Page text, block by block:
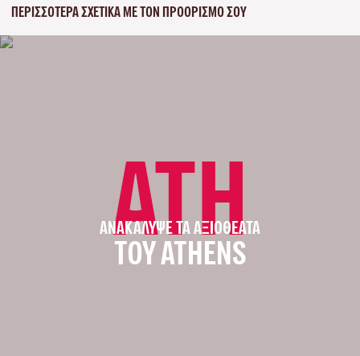
ΠΕΡΙΣΣΌΤΕΡΑ ΣΧΕΤΙΚΆ ΜΕ ΤΟΝ ΠΡΟΟΡΙΣΜΌ ΣΟΥ
ATH
ΑΝΑΚΆΛΥΨΕ ΤΑ ΑΞΙΟΘΈΑΤΑ
ΤΟΥ ATHENS